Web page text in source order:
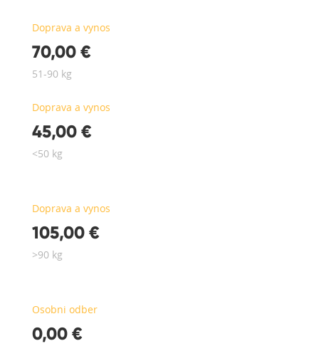
Doprava a vynos
70,00 €
51-90 kg
Doprava a vynos
45,00 €
<50 kg
Doprava a vynos
105,00 €
>90 kg
Osobni odber
0,00 €